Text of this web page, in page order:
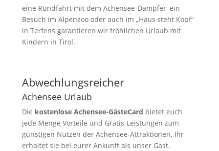
eine Rundfahrt mit dem Achensee-Dampfer, ein
Besuch im Alpenzoo oder auch im „Haus steht Kopf“
in Terfens garantieren wir fröhlichen Urlaub mit
Kindern in Tirol.
Abwechlungsreicher
Achensee Urlaub
Die kostenlose Achensee-GästeCard bietet euch
jede Menge Vorteile und Gratis-Leistungen zum
günstigen Nutzen der Achensee-Attraktionen. Ihr
erhaltet sie bei eurer Ankunft als unser Gast.